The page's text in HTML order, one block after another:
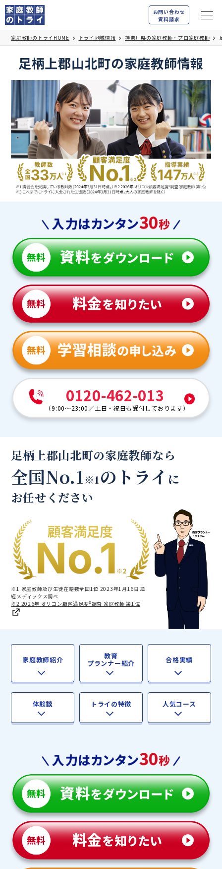
お問い合わせ
資料請求
家庭教師のトライHOME トライ地域情報 神奈川県の家庭教師・プロ家庭教師
足柄上郡山北町の家庭教師情報
0120-462-013
（9:00～23:00／土日・祝日も受付しております）
足柄上郡山北町の家庭教師なら
全国No.1※1のトライ に
お任せください
※1 家庭教師及び生徒在籍数全国1位 2023年1月16日 産
經メディックス調べ
※2 2026年 オリコン顧客満足度®調査 家庭教師 第1位
家庭教師紹介 教育
プランナー紹介 合格実績
体験談 トライの特徴 人気コース